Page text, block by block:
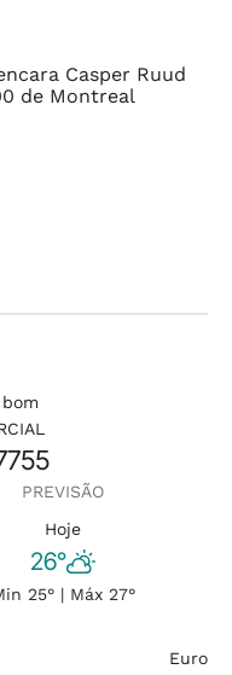
Casper Ruud
de Montreal
PREVISÃO
Hoje
26°
25° | Máx 27°
Euro